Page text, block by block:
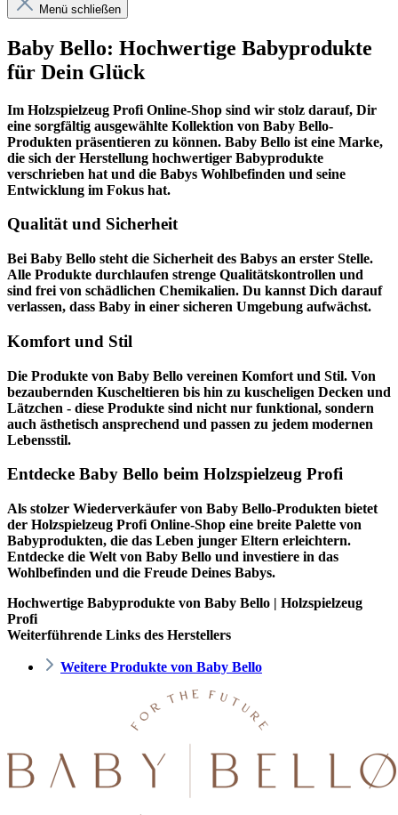
Menü schließen
Baby Bello: Hochwertige Babyprodukte
für Dein Glück
Im Holzspielzeug Profi Online-Shop sind wir stolz darauf, Dir
eine sorgfältig ausgewählte Kollektion von Baby Bello-
Produkten präsentieren zu können. Baby Bello ist eine Marke,
die sich der Herstellung hochwertiger Babyprodukte
verschrieben hat und die Babys Wohlbefinden und seine
Entwicklung im Fokus hat.
Qualität und Sicherheit
Bei Baby Bello steht die Sicherheit des Babys an erster Stelle.
Alle Produkte durchlaufen strenge Qualitätskontrollen und
sind frei von schädlichen Chemikalien. Du kannst Dich darauf
verlassen, dass Baby in einer sicheren Umgebung aufwächst.
Komfort und Stil
Die Produkte von Baby Bello vereinen Komfort und Stil. Von
bezaubernden Kuscheltieren bis hin zu kuscheligen Decken und
Lätzchen - diese Produkte sind nicht nur funktional, sondern
auch ästhetisch ansprechend und passen zu jedem modernen
Lebensstil.
Entdecke Baby Bello beim Holzspielzeug Profi
Als stolzer Wiederverkäufer von Baby Bello-Produkten bietet
der Holzspielzeug Profi Online-Shop eine breite Palette von
Babyprodukten, die das Leben junger Eltern erleichtern.
Entdecke die Welt von Baby Bello und investiere in das
Wohlbefinden und die Freude Deines Babys.
Hochwertige Babyprodukte von Baby Bello | Holzspielzeug
Profi
Weiterführende Links des Herstellers
Weitere Produkte von Baby Bello